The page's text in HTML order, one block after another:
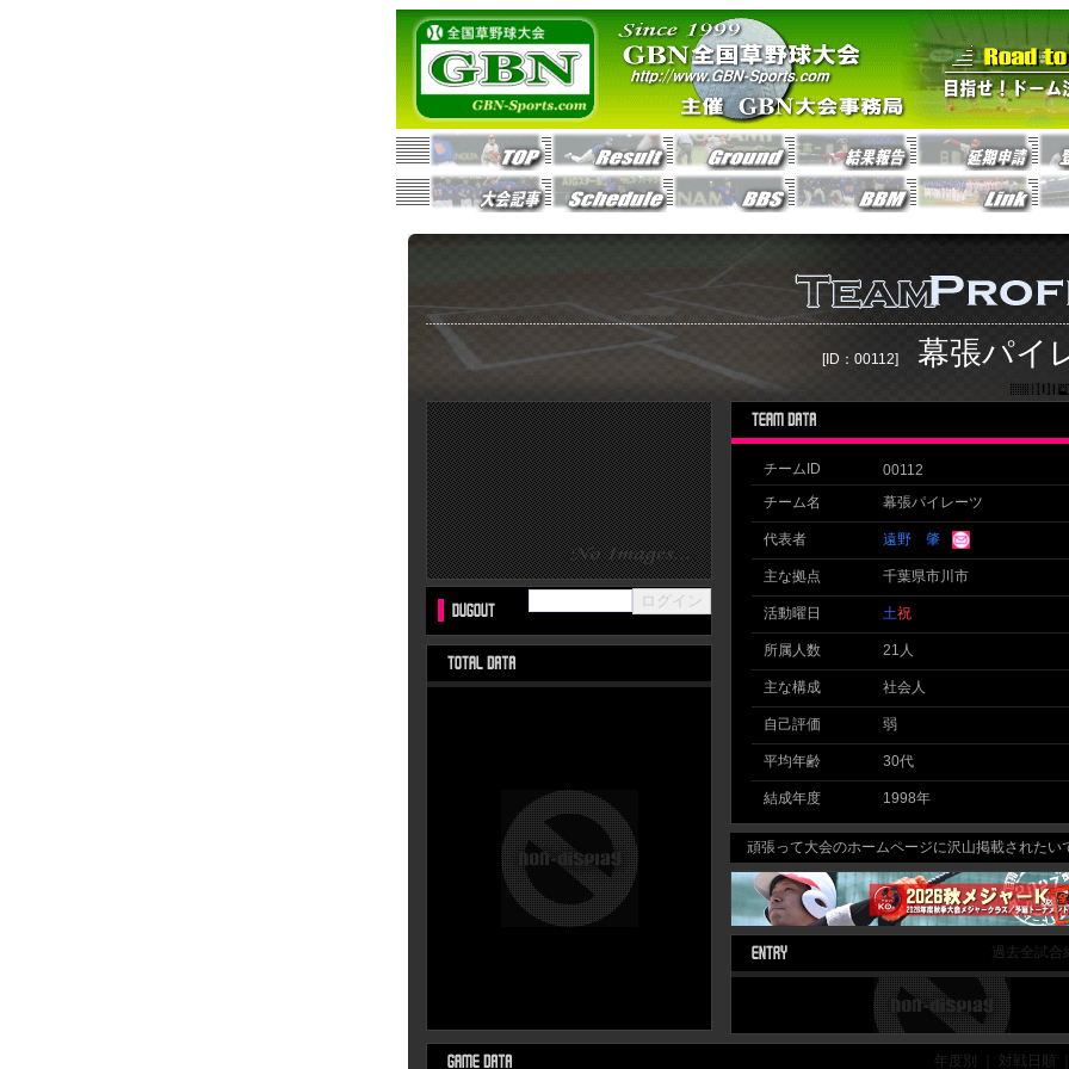
[ID：00112] 幕張パイ
チームID 00112
チーム名 幕張パイレーツ
代表者 遠野 肇
主な拠点 千葉県市川市
活動曜日 土祝
所属人数 21人
主な構成 社会人
自己評価 弱
平均年齢 30代
結成年度 1998年
頑張って大会のホームページに沢山掲載されたいで
過去全試合
年度別 ｜ 対戦日順